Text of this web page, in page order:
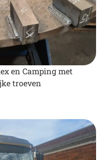
en Camping met
troeven